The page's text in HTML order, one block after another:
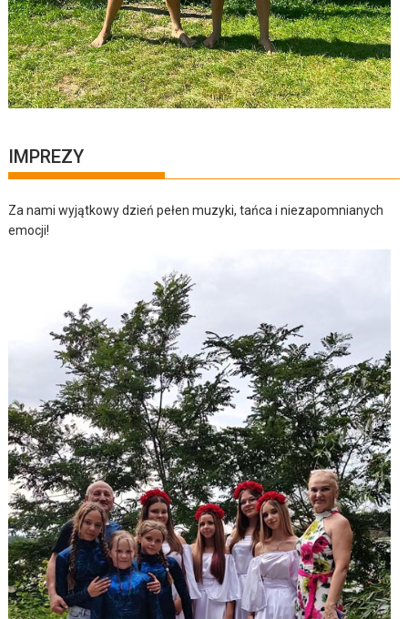
IMPREZY
Za nami wyjątkowy dzień pełen muzyki, tańca i niezapomnianych
emocji!